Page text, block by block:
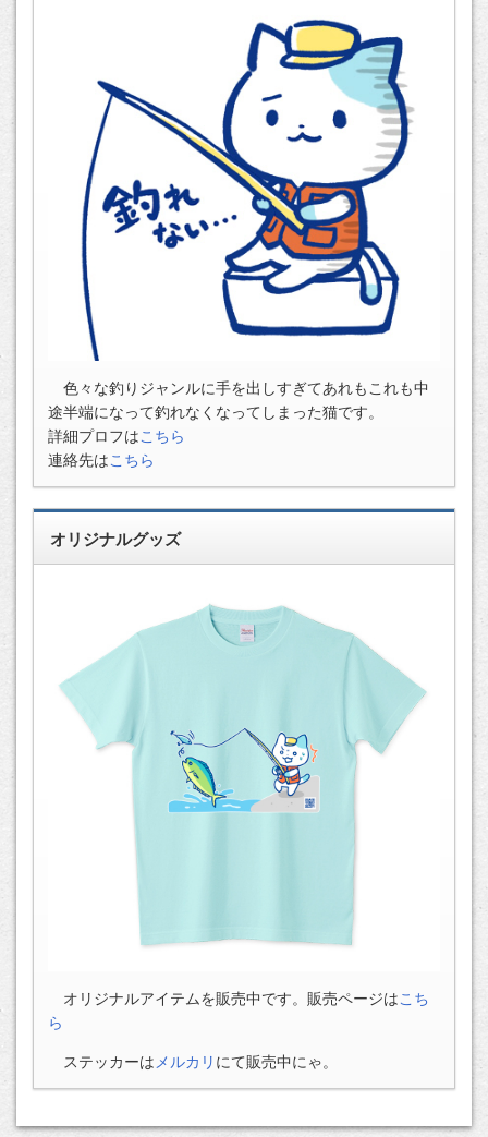
色々な釣りジャンルに手を出しすぎてあれもこれも中
途半端になって釣れなくなってしまった猫です。
詳細プロフはこちら
連絡先はこちら
オリジナルグッズ
オリジナルアイテムを販売中です。販売ページはこち
ら
ステッカーはメルカリ にて販売中にゃ。